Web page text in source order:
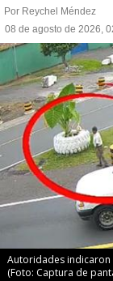
Por Reychel Méndez
08 de agosto de 2026,
Autoridades
(Foto: Captura de